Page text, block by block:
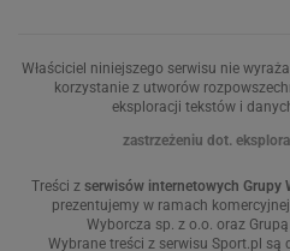
Właściciel niniejszego serwisu nie
korzystanie z utworów
eksploracji tekstów i
zastrzeżeniu dot.
Treści z serwisów internetowych Grupy
prezentujemy w ramach
Wyborcza sp. z o.o. oraz
Wybrane treści z serwisu Sport.pl są